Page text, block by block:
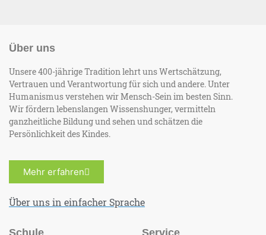
Über uns
Unsere 400-jährige Tradition lehrt uns Wertschätzung,
Vertrauen und Verantwortung für sich und andere. Unter
Humanismus verstehen wir Mensch-Sein im besten Sinn.
Wir fördern lebenslangen Wissenshunger, vermitteln
ganzheitliche Bildung und sehen und schätzen die
Persönlichkeit des Kindes.
Mehr erfahren
Über uns in einfacher Sprache